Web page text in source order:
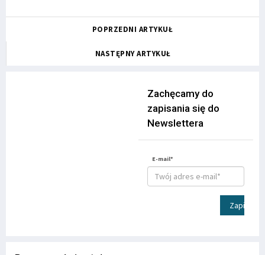
POPRZEDNI ARTYKUŁ
NASTĘPNY ARTYKUŁ
Zachęcamy do
zapisania się do
Newslettera
E-mail*
Zapisz